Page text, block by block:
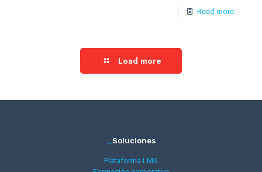
Read more
Load more
_Soluciones
Plataforma LMS